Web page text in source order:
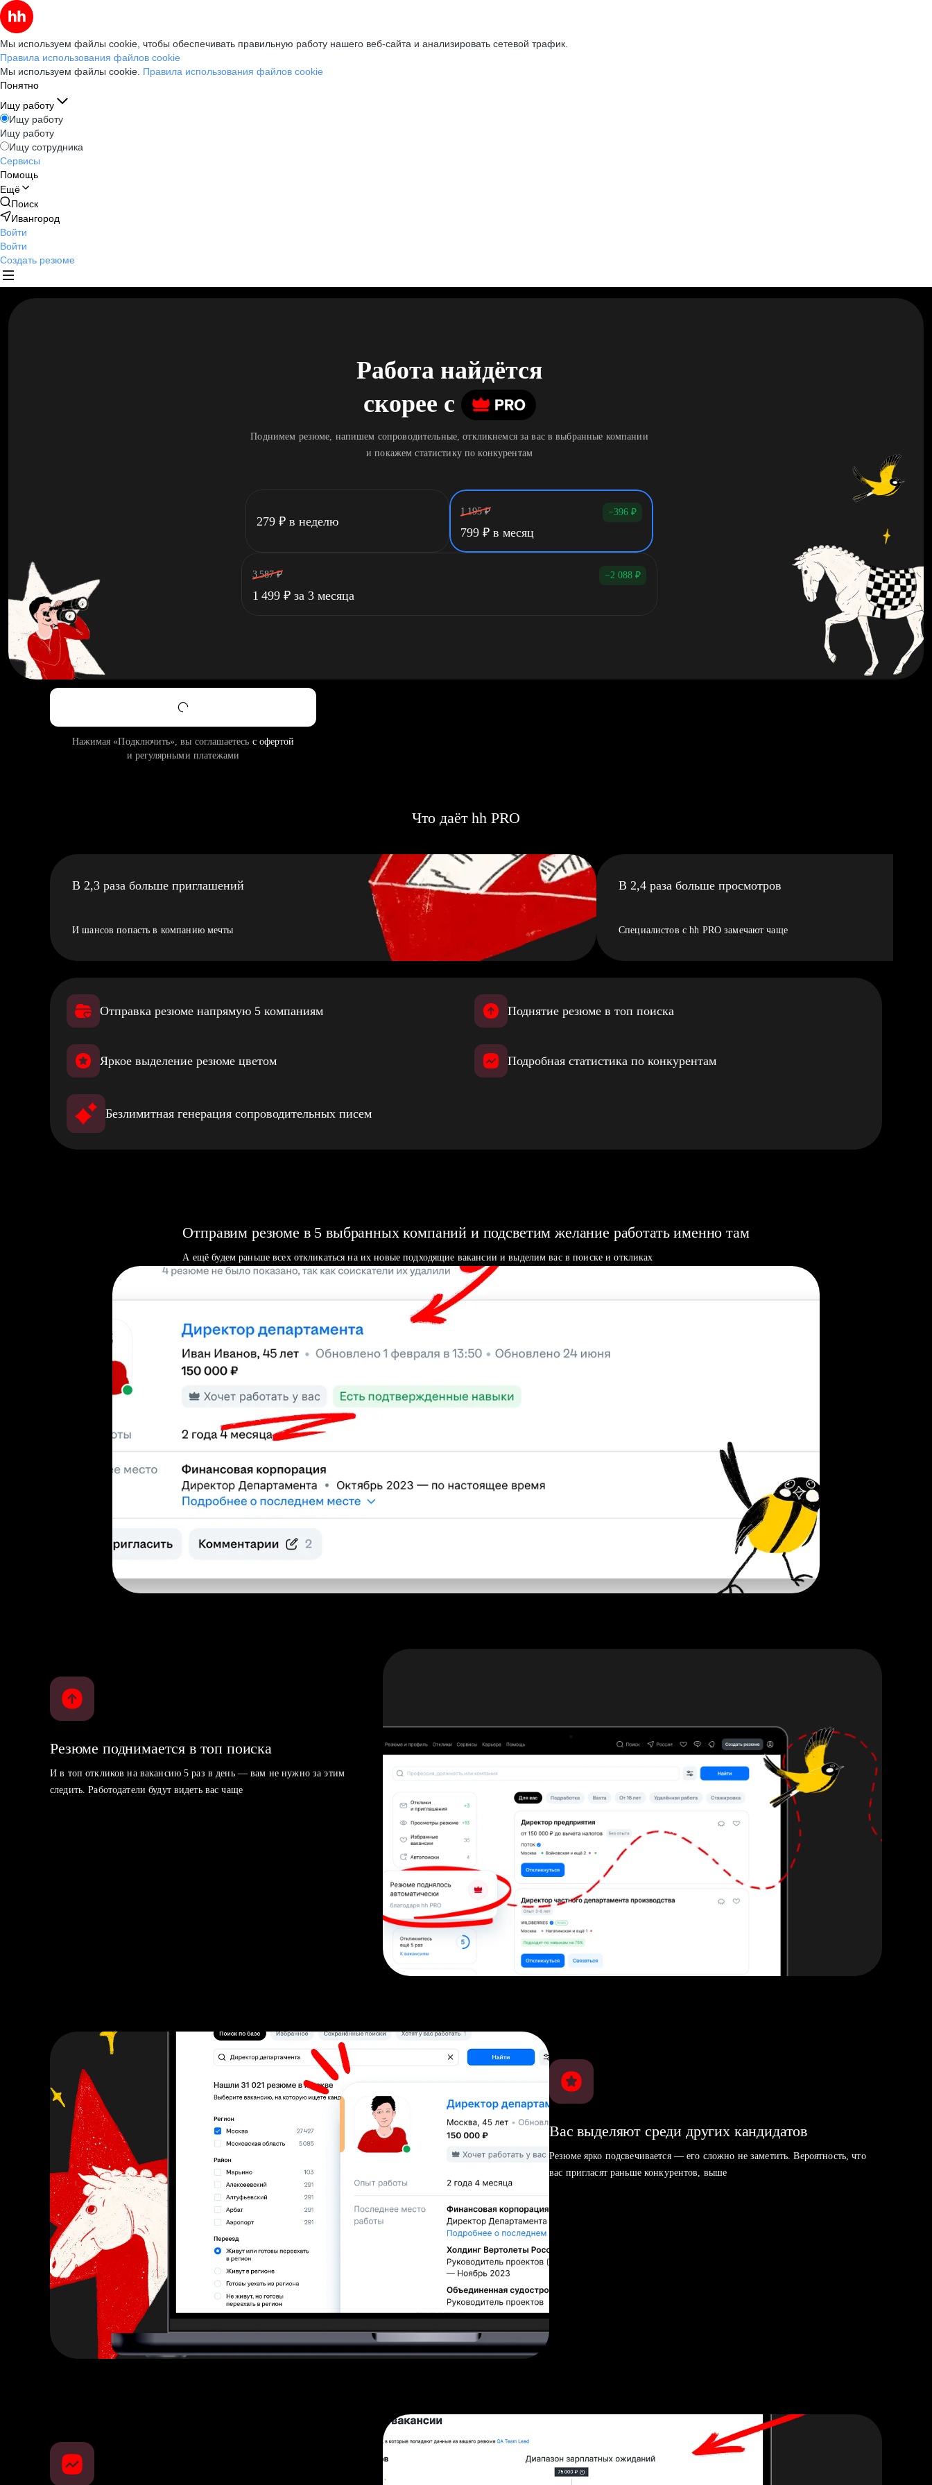
Мы используем файлы cookie, чтобы обеспечивать правильную работу нашего веб-сайта и анализировать сетевой трафик.
Правила использования файлов cookie
Мы используем файлы cookie. Правила использования файлов cookie
Понятно
Ищу работу
Ищу работу
Ищу работу
Ищу сотрудника
Сервисы
Помощь
Ещё
Поиск
Ивангород
Войти
Войти
Создать резюме
Работа найдётся
скорее c
Поднимем резюме, напишем сопроводительные, откликнемся за вас в выбранные компании
и покажем статистику по конкурентам
279 ₽ в неделю
1 195 ₽ −396 ₽
799 ₽ в месяц
3 587 ₽ −2 088 ₽
1 499 ₽ за 3 месяца
Нажимая «Подключить», вы соглашаетесь с офертой
и регулярными платежами
Что даёт hh PRO
В 2,3 раза больше приглашений
И шансов попасть в компанию мечты
В 2,4 раза больше просмотров
Специалистов с hh PRO замечают чаще
Отправка резюме напрямую 5 компаниям Поднятие резюме в топ поиска
Яркое выделение резюме цветом Подробная статистика по конкурентам
Безлимитная генерация сопроводительных писем
Отправим резюме в 5 выбранных компаний и подсветим желание работать именно там
А ещё будем раньше всех откликаться на их новые подходящие вакансии и выделим вас в поиске и откликах
Резюме поднимается в топ поиска
И в топ откликов на вакансию 5 раз в день — вам не нужно за этим
следить. Работодатели будут видеть вас чаще
Вас выделяют среди других кандидатов
Резюме ярко подсвечивается — его сложно не заметить. Вероятность, что
вас пригласят раньше конкурентов, выше